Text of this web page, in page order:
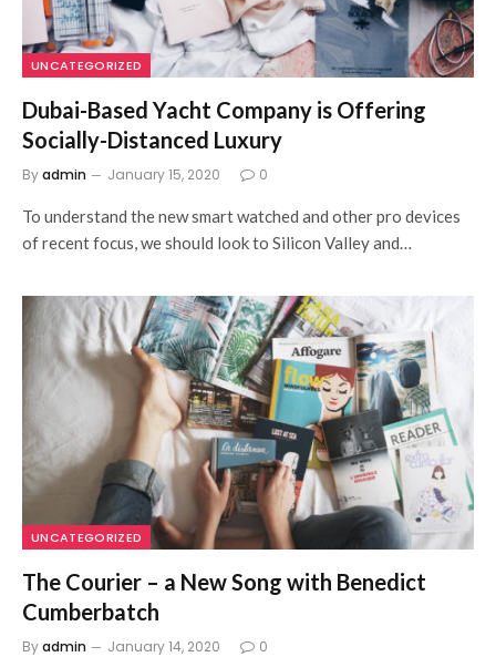
UNCATEGORIZED
Dubai-Based Yacht Company is Offering
Socially-Distanced Luxury
Byadmin January 15, 2020 0
To understand the new smart watched and other pro devices
of recent focus, we should look to Silicon Valley and…
UNCATEGORIZED
The Courier – a New Song with Benedict
Cumberbatch
Byadmin January 14, 2020 0